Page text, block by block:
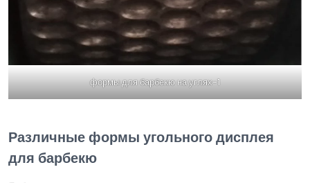
формы для барбекю на углях-1
Различные формы угольного дисплея
для барбекю